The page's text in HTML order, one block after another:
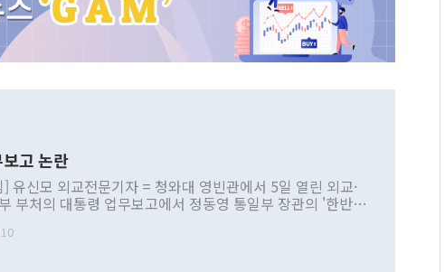
고 논란
유신모 외교전문기자 = 청와대 영빈관에서 5일 열린 외교·
부처의 대통령 업무보고에서 정동영 통일부 장관의 '한반도
부 내 조율을 거치지 않은 사안을 정책으로 추진하겠다고 공